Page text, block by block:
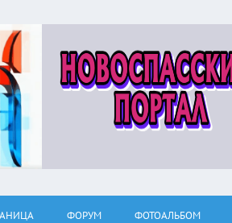
ФОРУМ ФОТОАЛЬБОМ